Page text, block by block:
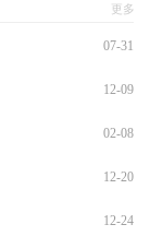
更多
07-31
12-09
02-08
12-20
12-24